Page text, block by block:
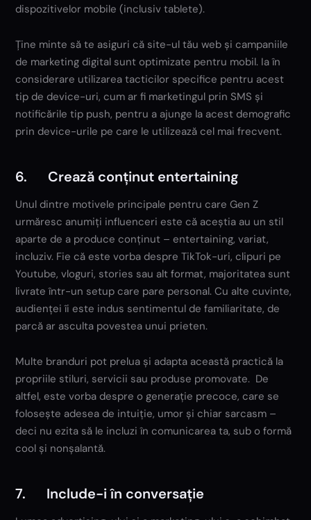
dispozitivelor mobile (inclusiv tablete).
Ține minte să te asiguri că site-ul tău web și campaniile
de marketing digital sunt optimizate pentru mobil. Ia în
considerare utilizarea tacticilor specifice pentru acest
tip de device-uri, cum ar fi marketingul prin SMS și
notificările tip push, pentru a ajunge la acest demografic
prin device-urile pe care le utilizează cel mai frecvent.
6. Crează conținut entertaining
Unul dintre motivele principale pentru care Gen Z
urmăresc anumiți influenceri este că aceștia au un stil
aparte de a produce conținut – entertaining, variat,
incluziv. Fie că este vorba despre TikTok-uri, clipuri pe
Youtube, vloguri, stories sau alt format, majoritatea sunt
livrate într-un setup care pare personal. Cu alte cuvinte,
audienței îi este indus sentimentul de familiaritate, de
parcă ar asculta povestea unui prieten.
Multe branduri pot prelua și adapta această practică la
propriile stiluri, servicii sau produse promovate. De
altfel, este vorba despre o generație precoce, care se
folosește adesea de intuiție, umor și chiar sarcasm –
deci nu ezita să le incluzi în comunicarea ta, sub o formă
cool și nonșalantă.
7. Include-i în conversație